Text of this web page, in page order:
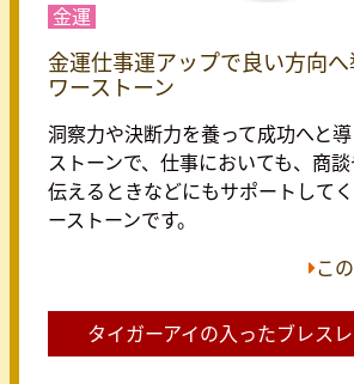
金運
金運仕事運アップで良い方向
ワーストーン
洞察力や決断力を養って成功へと
ストーンで、仕事においても、商
伝えるときなどにもサポートして
ーストーンです。
こ
タイガーアイの入ったブレス